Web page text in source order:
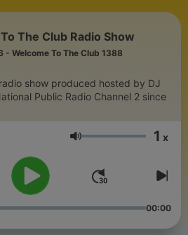
The Club Radio Show
- Welcome To The Club 1388
show produced hosted by DJ
Public Radio Channel 2 since
ระดับเสียง 1 x
00:00